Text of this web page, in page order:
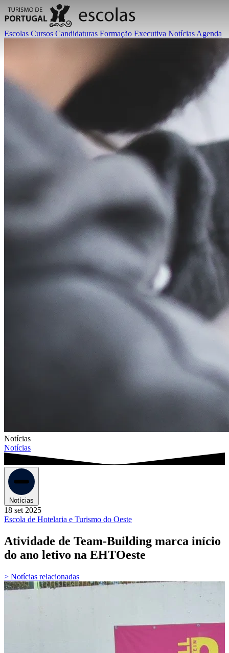
Escolas Cursos Candidaturas Formação Executiva Notícias Agenda
Notícias
Notícias
Notícias
18 set 2025
Escola de Hotelaria e Turismo do Oeste
Atividade de Team-Building marca início
do ano letivo na EHTOeste
> Notícias relacionadas